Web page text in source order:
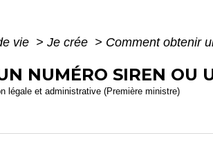
vie > Je crée > Comment obtenir
NUMÉRO SIREN OU
légale et administrative (Première ministre)